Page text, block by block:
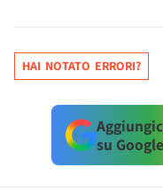
HAI NOTATO ERRORI?
su Google